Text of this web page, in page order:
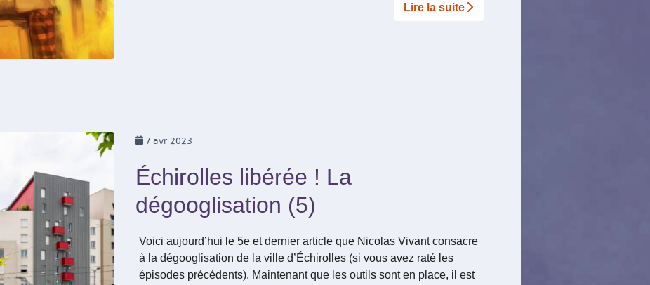
Lire la suite­­
7 avr 2023
Échirolles libérée ! La
dégooglisation (5)
Voici aujourd’hui le 5e et dernier article que Nicolas Vivant consacre
à la dégooglisation de la ville d’Échirolles (si vous avez raté les
épisodes précédents). Maintenant que les outils sont en place, il est